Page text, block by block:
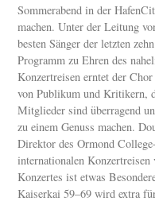
Sommerabend in der
machen. Unter der Leitung
besten Sänger der letzten
Programm zu Ehren des
Konzertreisen erntet der
von Publikum und Kritikern,
Mitglieder sind überragend
zu einem Genuss machen.
Direktor des Ormond
internationalen
Konzertes ist etwas
Kaiserkai 59–69 wird extra